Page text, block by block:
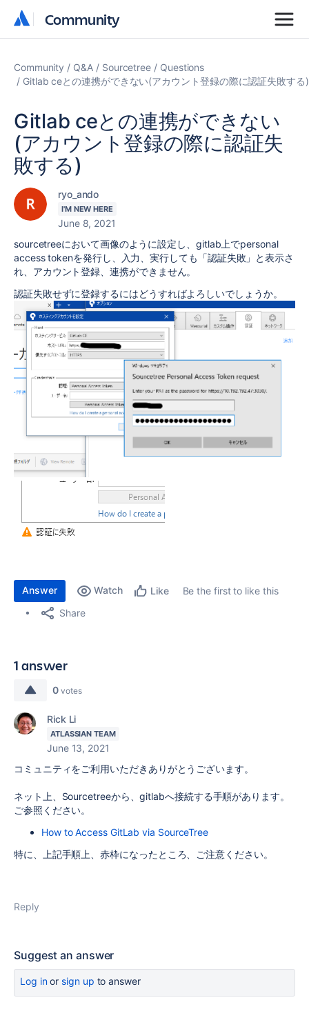
Community
Community
Community Q&A Sourcetree
Questions
Gitlab ceとの連携ができない(アカウント登録の際に認証失敗する)
Gitlab ceとの連携ができない
(アカウント登録の際に認証失
敗する)
ryo_ando
I'M NEW HERE
June 8, 2021
sourcetreeにおいて画像のように設定し、gitlab上でpersonal
access tokenを発行し、入力、実行しても「認証失敗」と表示さ
れ、アカウント登録、連携ができません。
認証失敗せずに登録するにはどうすればよろしいでしょうか。
Answer Watch Like
Be the first to like this
Share
1 answer
0 votes
Rick Li
ATLASSIAN TEAM
June 13, 2021
コミュニティをご利用いただきありがとうございます。
ネット上、Sourcetreeから、gitlabへ接続する手順があります。
ご参照ください。
How to Access GitLab via SourceTree
特に、上記手順上、赤枠になったところ、ご注意ください。
Reply
Suggest an answer
Log inor sign up to answer